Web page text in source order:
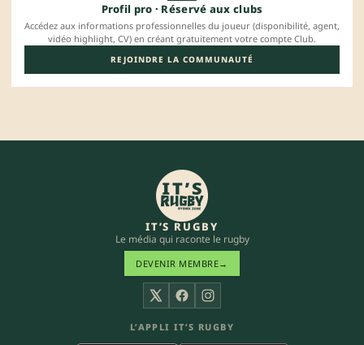
Profil pro · Réservé aux clubs
Accédez aux informations professionnelles du joueur (disponibilité, agent,
vidéo highlight, CV) en créant gratuitement votre compte Club.
REJOINDRE LA COMMUNAUTÉ
IT’S RUGBY
Le média qui raconte le rugby
DEVENIR MEMBRE→
X FacebookInstagram
L’APPLI IT’S RUGBY